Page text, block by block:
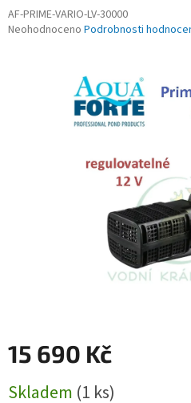
AF-PRIME-VARIO-LV-30000
Průměrné
Neohodnoceno Podrobnosti
15 690 Kč
cena:
Skladem (1 ks)